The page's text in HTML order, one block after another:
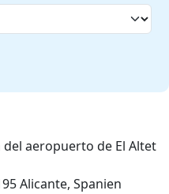
aeropuerto de El Altet
Alicante, Spanien